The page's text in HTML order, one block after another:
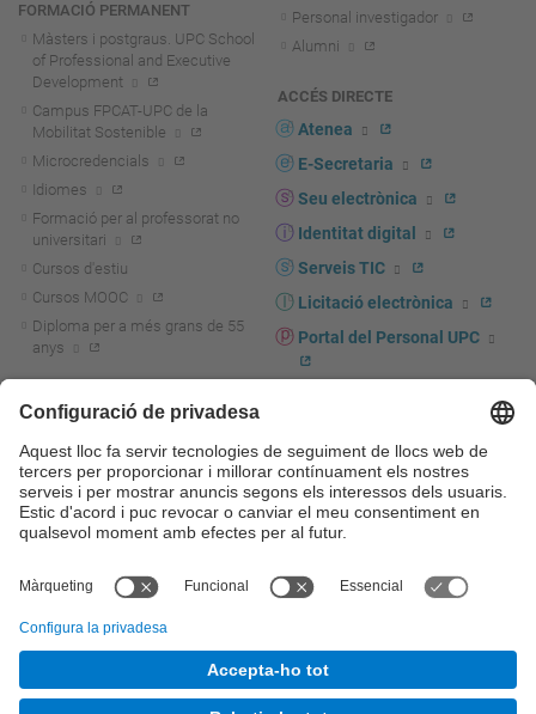
FORMACIÓ PERMANENT
Màsters i postgraus. UPC School
of Professional and Executive
Development
Campus FPCAT-UPC de la
Mobilitat Sostenible
Microcredencials
Idiomes
Formació per al professorat no
universitari
Cursos d'estiu
Cursos MOOC
Diploma per a més grans de 55
anys
Actualitat R+D+I
La recerca a la UPC
La transferència, l'emprenedoria i
la innovació a la UPC
Foment i suport a la recerca
transferència, l'emprenedoria i la
Serveis per a empreses
Personal investigador
Alumni
ACCÉS DIRECTE
Atenea
E-Secretaria
Seu electrònica
Identitat digital
Serveis TIC
Licitació electrònica
Portal del Personal UPC
UPCshop, marxandatge
Sala de premsa
Seguretat i salut
Autoprotecció i emergències